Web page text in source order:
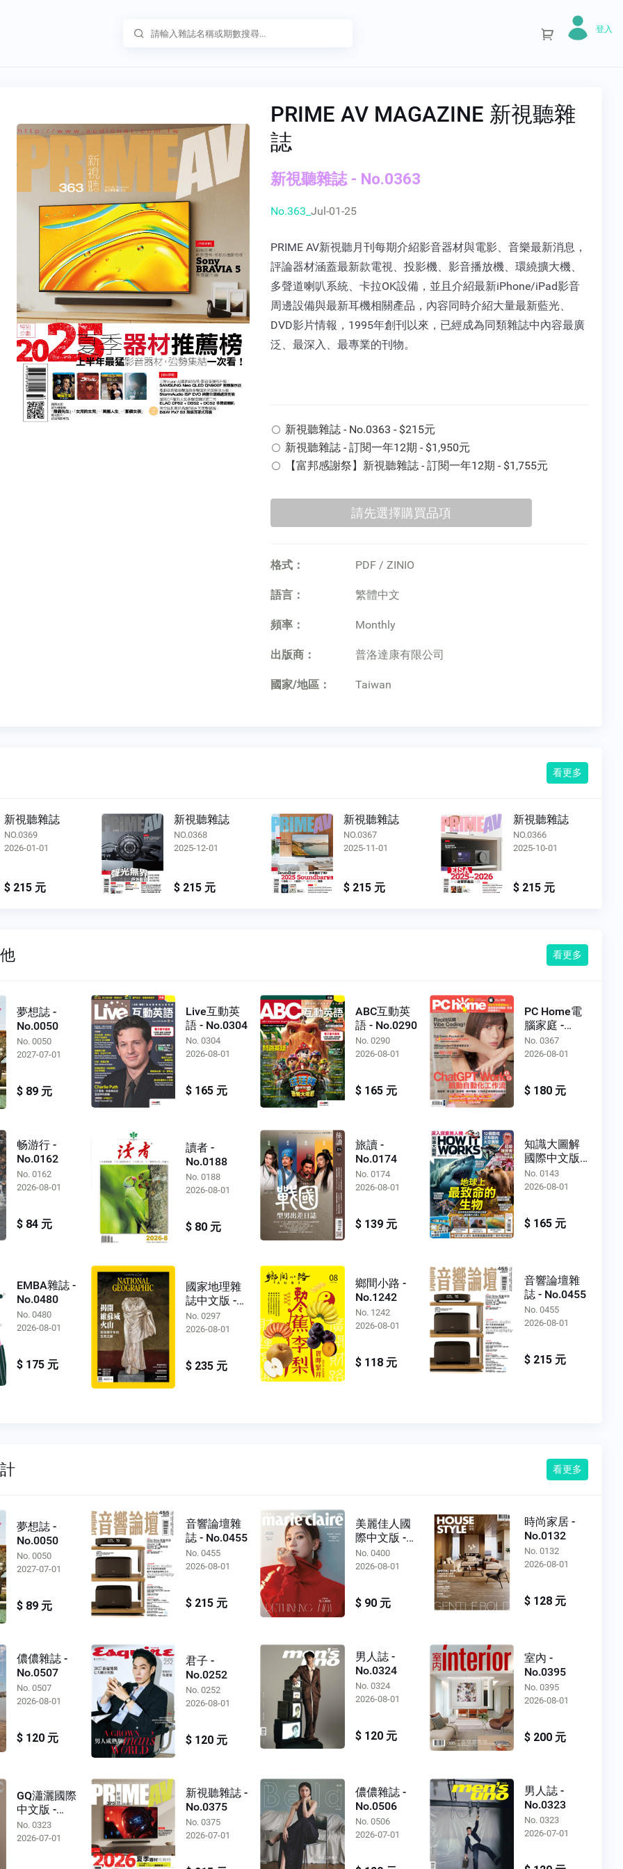
登入
PRIME AV MAGAZINE 新視聽雜
誌
新視聽雜誌 - No.0363
No.363_ Jul-01-25
PRIME AV新視聽月刊每期介紹影音器材與電影、音樂最新消息，
評論器材涵蓋最新款電視、投影機、影音播放機、環繞擴大機、
多聲道喇叭系統、卡拉OK設備，並且介紹最新iPhone/iPad影音
周邊設備與最新耳機相關產品，內容同時介紹大量最新藍光、
DVD影片情報，1995年創刊以來，已經成為同類雜誌中內容最廣
泛、最深入、最專業的刊物。
新視聽雜誌 - No.0363 - $215元
新視聽雜誌 - 訂閱一年12期 - $1,950元
【富邦感謝祭】新視聽雜誌 - 訂閱一年12期 - $1,755元
格式： PDF / ZINIO
語言： 繁體中文
頻率： Monthly
出版商： 普洛達康有限公司
國家/地區： Taiwan
看更多
新視聽雜誌
NO.0368
2025-12-01
$ 215 元
新視聽雜誌
NO.0367
2025-11-01
$ 215 元
新視聽雜誌
NO.0366
2025-10-01
$ 215 元
新視聽雜誌
NO.0375
2026-07-01
$ 215 元
看更多
夢想誌 -
No.0050
No. 0050
2027-07-01
$ 89 元
Live互動英
語 - No.0304
No. 0304
2026-08-01
$ 165 元
ABC互動英
語 - No.0290
No. 0290
2026-08-01
$ 165 元
PC Home電
腦家庭 -
No.0367
No. 0367
2026-08-01
$ 180 元
畅游行 -
No.0162
No. 0162
2026-08-01
$ 84 元
讀者 -
No.0188
No. 0188
2026-08-01
$ 80 元
旅讀 -
No.0174
No. 0174
2026-08-01
$ 139 元
知識大圖解
國際中文版 -
No.0143
No. 0143
2026-08-01
$ 165 元
EMBA雜誌 -
No.0480
No. 0480
2026-08-01
$ 175 元
國家地理雜
誌中文版 -
No.0297
No. 0297
2026-08-01
$ 235 元
鄉間小路 -
No.1242
No. 1242
2026-08-01
$ 118 元
音響論壇雜
誌 - No.0455
No. 0455
2026-08-01
$ 215 元
看更多
夢想誌 -
No.0050
No. 0050
2027-07-01
$ 89 元
音響論壇雜
誌 - No.0455
No. 0455
2026-08-01
$ 215 元
美麗佳人國
際中文版 -
No.0400
No. 0400
2026-08-01
$ 90 元
時尚家居 -
No.0132
No. 0132
2026-08-01
$ 128 元
儂儂雜誌 -
No.0507
No. 0507
2026-08-01
$ 120 元
君子 -
No.0252
No. 0252
2026-08-01
$ 120 元
男人誌 -
No.0324
No. 0324
2026-08-01
$ 120 元
室內 -
No.0395
No. 0395
2026-08-01
$ 200 元
GQ瀟灑國際
中文版 -
No.0323
No. 0323
2026-07-01
新視聽雜誌 -
No.0375
No. 0375
2026-07-01
儂儂雜誌 -
No.0506
No. 0506
2026-07-01
男人誌 -
No.0323
No. 0323
2026-07-01